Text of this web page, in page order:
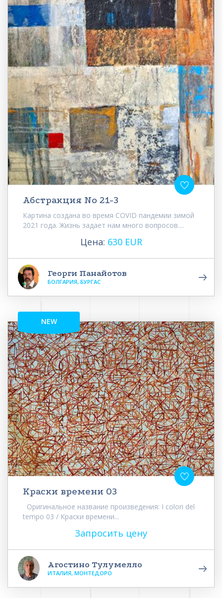
Абстракция No 21-3
Картина создана во время COVID пандемии зимой
2021 года. Жизнь задает нам много вопросов....
Цена: 630 EUR
Георги Панайотов
БОЛГАРИЯ, БУРГАС
NEW
Краски времени 03
Оригинальное название произведения: I colori del
tempo 03 / Краски времени...
Запросить цену
Агостино Тулумелло
ИТАЛИЯ, МОНТЕДОРО